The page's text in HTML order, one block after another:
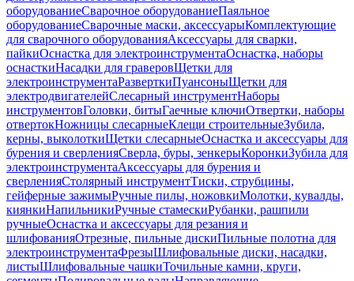
оборудованиеСварочное оборудованиеПаяльное
оборудованиеСварочные маски, аксессуарыКомплектующие
для сварочного оборудованияАксессуары для сварки,
пайкиОснастка для электроинструментаОснастка, наборы
оснасткиНасадки для граверовЩетки для
электроинструментаРазверткиПуансоныЩетки для
электродвигателейСлесарный инструментНаборы
инструментовГоловки, битыГаечные ключиОтвертки, наборы
отвертокНожницы слесарныеКлещи строительныеЗубила,
керны, выколоткиЩетки слесарныеОснастка и аксессуары для
бурения и сверленияСверла, буры, зенкерыКоронкиЗубила для
электроинструментаАксессуары для бурения и
сверленияСтолярный инструментТиски, струбцины,
гейферные зажимыРучные пилы, ножовкиМолотки, кувалды,
киянкиНапильникиРучные стамескиРубанки, рашпили
ручныеОснастка и аксессуары для резания и
шлифованияОтрезные, пильные дискиПильные полотна для
электроинструментаФрезыШлифовальные диски, насадки,
листыШлифовальные чашкиТочильные камни, круги,